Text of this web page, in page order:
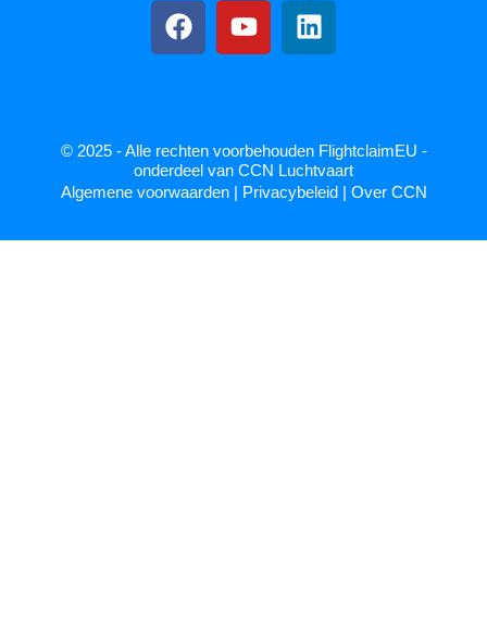
© 2025 - Alle rechten voorbehouden FlightclaimEU -
onderdeel van CCN Luchtvaart
Algemene voorwaarden| Privacybeleid| Over CCN